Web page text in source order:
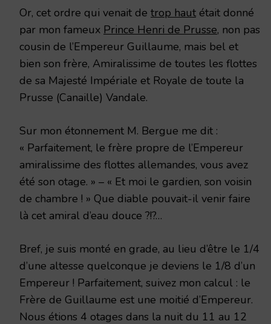
Or, cet ordre qui venait de trop haut était donné
par mon fameux Prince Henri de Prusse, non pas
cousin de l’Empereur Guillaume, mais bel et
bien son frère, Amiralissime de toutes les flottes
de sa Majesté Impériale et Royale de toute la
Prusse (Canaille) Vandale.
Sur mon étonnement M. Bergue me dit :
« Parfaitement, le frère propre de l’Empereur
amiralissime des flottes allemandes, vous avez
été son otage. » – « Et moi le gardien, son voisin
de chambre ! » Que diable pouvait-il venir faire
là cet amiral d’eau douce ?!?…
Bref, je suis monté en grade, au lieu d’être le 1/4
d’une altesse quelconque je deviens le 1/8 d’un
Empereur ! Parfaitement, suivez mon calcul : le
Frère de Guillaume est une moitié d’Empereur.
Nous étions 4 otages dans la nuit du 11 au 12